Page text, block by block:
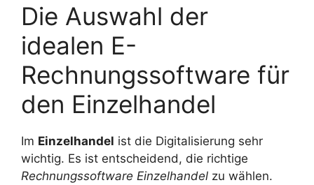
Die Auswahl der
idealen E-
Rechnungssoftware für
den Einzelhandel
Im Einzelhandel ist die Digitalisierung sehr
wichtig. Es ist entscheidend, die richtige
Rechnungssoftware Einzelhandel zu wählen.